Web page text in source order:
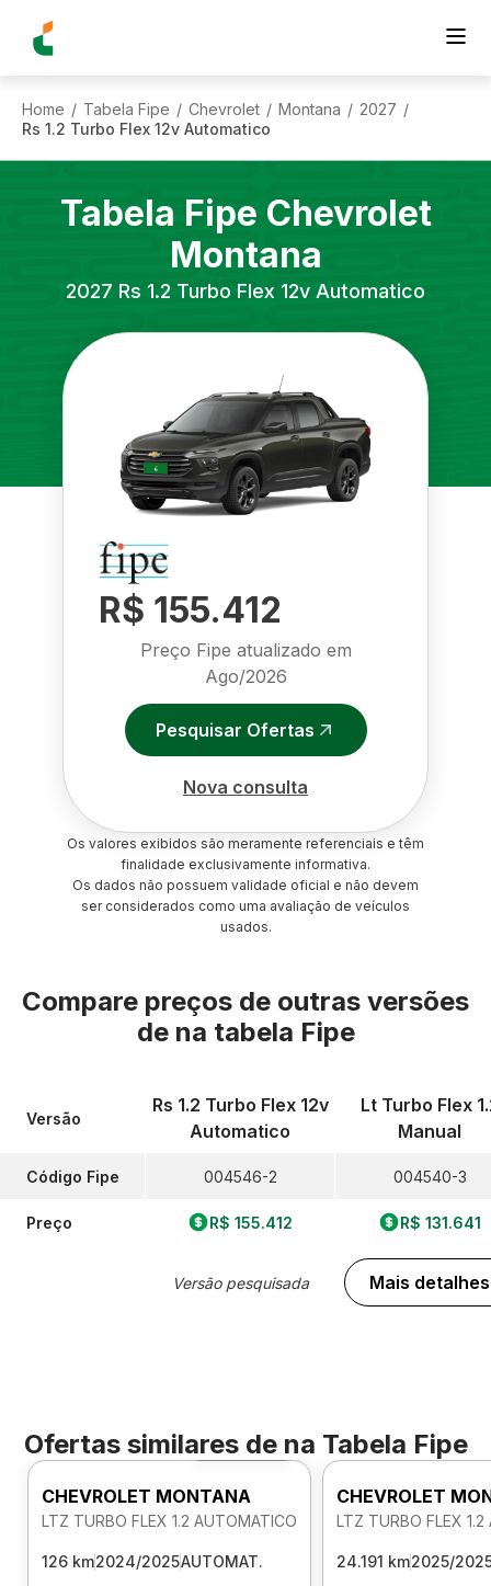
Home / Tabela Fipe / Chevrolet / Montana / 2027 /
Rs 1.2 Turbo Flex 12v Automatico
Tabela Fipe Chevrolet
Montana
2027 Rs 1.2 Turbo Flex 12v Automatico
R$ 155.412
Preço Fipe atualizado em
Ago/2026
Pesquisar Ofertas
Nova consulta
Os valores exibidos são meramente referenciais e têm
finalidade exclusivamente informativa.
Os dados não possuem validade oficial e não devem
ser considerados como uma avaliação de veículos
usados.
Compare preços de outras versões
de na tabela Fipe
Versão
Código Fipe
Preço
Rs 1.2 Turbo Flex 12v
Automatico
004546-2
R$ 155.412
Versão pesquisada
Lt Turbo Flex
Manual
004540-3
R$ 131.641
Mais detalhes
Ofertas similares de na Tabela Fipe
Foto 360º
CHEVROLET MONTANA
LTZ TURBO FLEX 1.2 AUTOMATICO
126 km2024/2025AUTOMAT.
CHEVROLET
LTZ TURBO FLEX
24.191 km2025/